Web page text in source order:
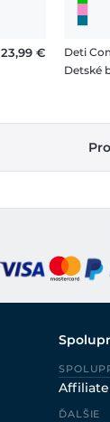
23,99 €
Deti
Affiliate
ĎALŠIE